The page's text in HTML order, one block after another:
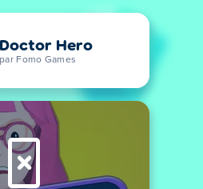
Doctor Hero
par Fomo Games